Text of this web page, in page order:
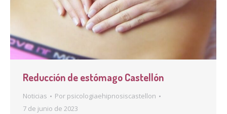
Reducción de estómago Castellón
Noticias Por psicologiaehipnosiscastellon
7 de junio de 2023